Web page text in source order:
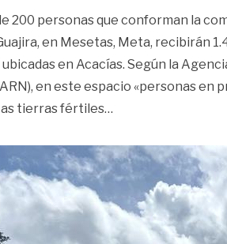
200 personas que conforman la
en Mesetas, Meta, recibirán
en Acacías. Según la
en este espacio «personas en
tierras fértiles…